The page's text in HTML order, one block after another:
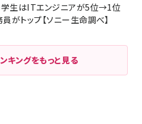
学生はITエンジニアが5位→1位
がトップ【ソニー生命調べ】
キングをもっと見る